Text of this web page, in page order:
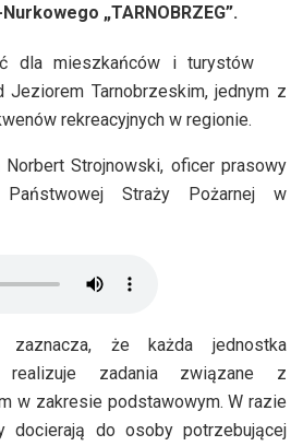
„TARNOBRZEG”.
dla mieszkańców i turystów
Jeziorem Tarnobrzeskim, jednym z
rekreacyjnych w regionie.
Strojnowski, oficer prasowy
Państwowej Straży Pożarnej w
zaznacza, że każda jednostka
realizuje zadania związane z
w zakresie podstawowym. W razie
docierają do osoby potrzebującej